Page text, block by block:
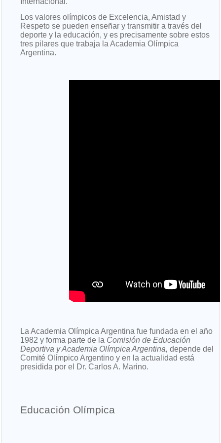
Los valores olímpicos de Excelencia, Amistad y
Respeto se pueden enseñar y transmitir a través del
deporte y la educación, y es precisamente sobre estos
tres pilares que trabaja la Academia Olímpica
Argentina.
La Academia Olímpica Argentina fue fundada en el año
1982 y forma parte de la Comisión de Educación
Deportiva y Academia Olímpica Argentina, depende del
Comité Olímpico Argentino y en la actualidad está
presidida por el Dr. Carlos A. Marino.
Educación Olímpica